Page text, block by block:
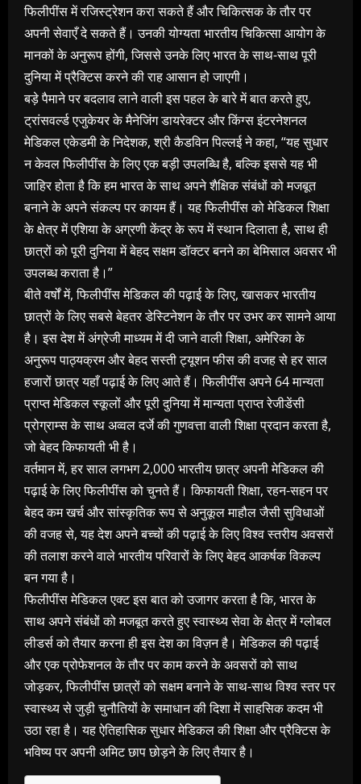
फिलीपींस में रजिस्ट्रेशन करा सकते हैं और चिकित्सक के तौर पर
अपनी सेवाएँ दे सकते हैं। उनकी योग्यता भारतीय चिकित्सा आयोग के
मानकों के अनुरूप होंगी, जिससे उनके लिए भारत के साथ-साथ पूरी
दुनिया में प्रैक्टिस करने की राह आसान हो जाएगी।
बड़े पैमाने पर बदलाव लाने वाली इस पहल के बारे में बात करते हुए,
ट्रांसवर्ल्ड एजुकेयर के मैनेजिंग डायरेक्टर और किंग्स इंटरनेशनल
मेडिकल एकेडमी के निदेशक, श्री कैडविन पिल्लई ने कहा, “यह सुधार
न केवल फिलीपींस के लिए एक बड़ी उपलब्धि है, बल्कि इससे यह भी
जाहिर होता है कि हम भारत के साथ अपने शैक्षिक संबंधों को मजबूत
बनाने के अपने संकल्प पर कायम हैं। यह फिलीपींस को मेडिकल शिक्षा
के क्षेत्र में एशिया के अग्रणी केंद्र के रूप में स्थान दिलाता है, साथ ही
छात्रों को पूरी दुनिया में बेहद सक्षम डॉक्टर बनने का बेमिसाल अवसर भी
उपलब्ध कराता है।”
बीते वर्षों में, फिलीपींस मेडिकल की पढ़ाई के लिए, खासकर भारतीय
छात्रों के लिए सबसे बेहतर डेस्टिनेशन के तौर पर उभर कर सामने आया
है। इस देश में अंग्रेजी माध्यम में दी जाने वाली शिक्षा, अमेरिका के
अनुरूप पाठ्यक्रम और बेहद सस्ती ट्यूशन फीस की वजह से हर साल
हजारों छात्र यहाँ पढ़ाई के लिए आते हैं। फिलीपींस अपने 64 मान्यता
प्राप्त मेडिकल स्कूलों और पूरी दुनिया में मान्यता प्राप्त रेजीडेंसी
प्रोग्राम्स के साथ अव्वल दर्जे की गुणवत्ता वाली शिक्षा प्रदान करता है,
जो बेहद किफायती भी है।
वर्तमान में, हर साल लगभग 2,000 भारतीय छात्र अपनी मेडिकल की
पढ़ाई के लिए फिलीपींस को चुनते हैं। किफायती शिक्षा, रहन-सहन पर
बेहद कम खर्च और सांस्कृतिक रूप से अनुकूल माहौल जैसी सुविधाओं
की वजह से, यह देश अपने बच्चों की पढ़ाई के लिए विश्व स्तरीय अवसरों
की तलाश करने वाले भारतीय परिवारों के लिए बेहद आकर्षक विकल्प
बन गया है।
फिलीपींस मेडिकल एक्ट इस बात को उजागर करता है कि, भारत के
साथ अपने संबंधों को मजबूत करते हुए स्वास्थ्य सेवा के क्षेत्र में ग्लोबल
लीडर्स को तैयार करना ही इस देश का विज़न है। मेडिकल की पढ़ाई
और एक प्रोफेशनल के तौर पर काम करने के अवसरों को साथ
जोड़कर, फिलीपींस छात्रों को सक्षम बनाने के साथ-साथ विश्व स्तर पर
स्वास्थ्य से जुड़ी चुनौतियों के समाधान की दिशा में साहसिक कदम भी
उठा रहा है। यह ऐतिहासिक सुधार मेडिकल की शिक्षा और प्रैक्टिस के
भविष्य पर अपनी अमिट छाप छोड़ने के लिए तैयार है।